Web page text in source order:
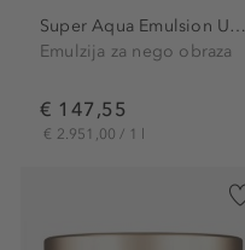
Super Aqua Emulsion Universal
Emulzija za nego obraza
€ 147,55
€ 2.951,00 / 1 l